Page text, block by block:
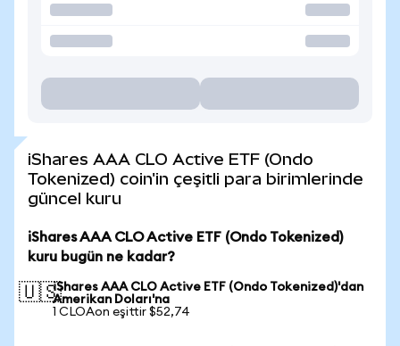
iShares AAA CLO Active ETF (Ondo
Tokenized) coin'in çeşitli para birimlerinde
güncel kuru
iShares AAA CLO Active ETF (Ondo Tokenized)
kuru bugün ne kadar?
🇺🇸iShares AAA CLO Active ETF (Ondo Tokenized)'dan
Amerikan Doları'na
1 CLOAon eşittir $52,74